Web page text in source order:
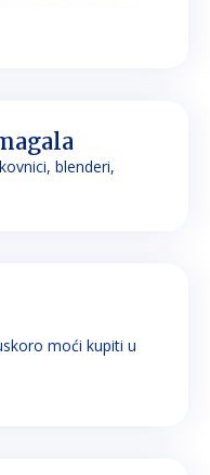
blenderi,
moći kupiti u